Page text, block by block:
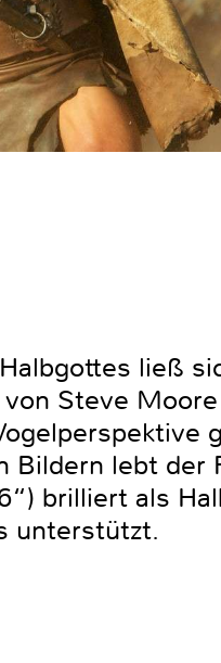
ließ
von Steve
Bildern lebt
brilliert als
unterstützt.